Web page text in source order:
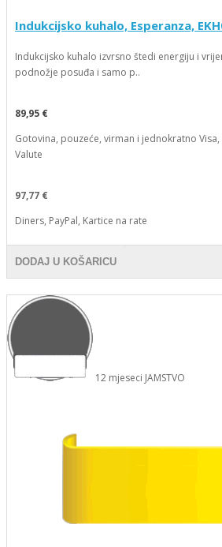
Indukcijsko kuhalo, Esperanza,
Indukcijsko kuhalo izvrsno štedi energiju i
podnožje posuđa i samo p..
89,95 €
Gotovina, pouzeće, virman i jednokratno
Valute
97,77 €
Diners, PayPal, Kartice na rate
DODAJ U KOŠARICU
12 mjeseci JAMSTVO